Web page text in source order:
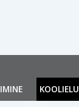
KOOLIELU